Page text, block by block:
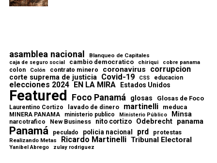
asamblea nacional Blanqueo de Capitales
caja de seguro social cambio democratico chiriqui cobre panama
colon Colón contrato minero coronavirus corrupcion
corte suprema de justicia Covid-19 CSS educacion
elecciones 2024 EN LA MIRA Estados Unidos
Featured Foco Panamá glosas Glosas de Foco
Laurentino Cortizo lavado de dinero martinelli meduca
MINERA PANAMA ministerio publico Ministerio Público Minsa
narcotrafico New Business nito cortizo Odebrecht panama
Panamá peculado policia nacional prd protestas
Realizando Metas Ricardo Martinelli Tribunal Electoral
Yanibel Abrego zulay rodriguez